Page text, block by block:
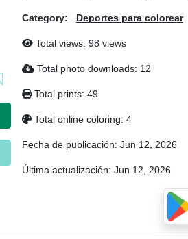
Category: Deportes para colorear
Total views: 98 views
Total photo downloads: 12
Total prints: 49
Total online coloring: 4
Fecha de publicación: Jun 12, 2026
Última actualización: Jun 12, 2026